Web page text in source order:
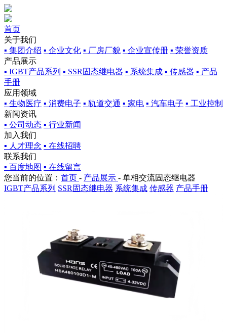
首页
关于我们
▪ 集团介绍 ▪ 企业文化 ▪ 厂房厂貌 ▪ 企业宣传册 ▪ 荣誉资质
产品展示
▪ IGBT产品系列 ▪ SSR固态继电器 ▪ 系统集成 ▪ 传感器 ▪ 产品
手册
应用领域
▪ 生物医疗 ▪ 消费电子 ▪ 轨道交通 ▪ 家电 ▪ 汽车电子 ▪ 工业控制
新闻资讯
▪ 公司动态 ▪ 行业新闻
加入我们
▪ 人才理念 ▪ 在线招聘
联系我们
▪ 百度地图 ▪ 在线留言
您当前的位置： 首页 - 产品展示 - 单相交流固态继电器
IGBT产品系列 SSR固态继电器 系统集成 传感器 产品手册